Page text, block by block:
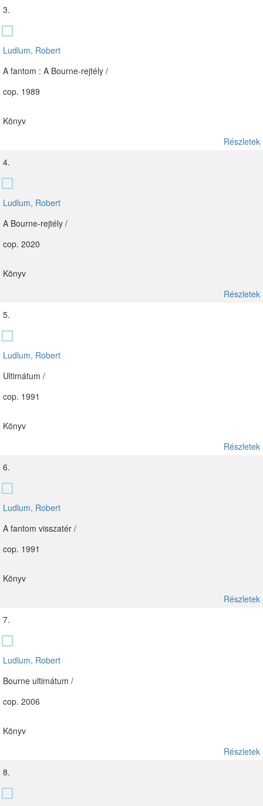
3.
Ludlum, Robert
A fantom : A Bourne-rejtély /
cop. 1989
Könyv
Részletek
4.
Ludlum, Robert
A Bourne-rejtély /
cop. 2020
Könyv
Részletek
5.
Ludlum, Robert
Ultimátum /
cop. 1991
Könyv
Részletek
6.
Ludlum, Robert
A fantom visszatér /
cop. 1991
Könyv
Részletek
7.
Ludlum, Robert
Bourne ultimátum /
cop. 2006
Könyv
Részletek
8.